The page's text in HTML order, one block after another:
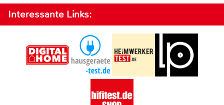
Interessante Links: